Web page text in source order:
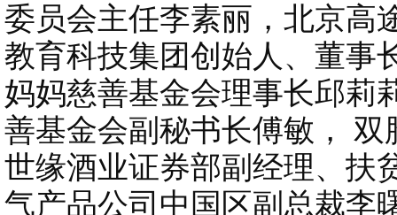
委员会主任李素丽，北京高
教育科技集团创始人、董事
妈妈慈善基金会理事长邱莉
善基金会副秘书长傅敏，
世缘酒业证券部副经理、扶
气产品公司中国区副总裁李